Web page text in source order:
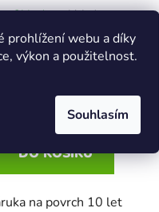
prohlížení webu a díky
výkon a použitelnost.
Souhlasím
Skladem(4 ks)
569 Kč bez DPH
688 Kč/ ks
DO KOŠÍKU
na povrch 10 let